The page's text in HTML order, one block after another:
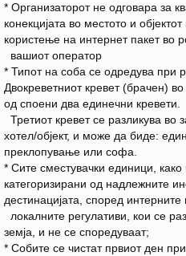
* Организаторот не одговара за
конекцијата во местото и
користење на интернет пакет во
вашиот оператор
* Типот на соба се одредува при
Двокреветниот кревет (брачен)
од споени два единечни кревети.
Третиот кревет се разликува во
хотел/објект, и може да биде:
преклопување или софа.
* Сите сместувачки единици,
категоризирани од надлежните
дестинацијата, според
локалните регулативи, кои се
земја, и не се споредуваат;
* Собите се чистат првиот ден при